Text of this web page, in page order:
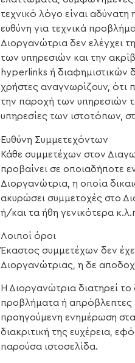
τεχνικό λόγο είναι
ευθύνη για τεχνικά
Διοργανώτρια δεν ελέγχει
των υπηρεσιών και την
hyperlinks ή διαφημιστικών
χρήστες αναγνωρίζουν, ότι
την παροχή των υπηρεσιών
υπηρεσίες των ιστοτόπων,
Ευθύνη Συμμετεχόντων
Κάθε συμμετέχων στον
προβαίνει σε οποιαδήποτε
Διοργανώτρια, η οποία
ακυρώσει συμμετοχές στο
ή/και τα ήθη γενικότερα
Λοιποί όροι
Έκαστος συμμετέχων δεν
Διοργανώτριας, η δε
Η Διοργανώτρια διατηρεί
προβλήματα ή απρόβλεπτες
προηγούμενη ενημέρωση
διακριτική της ευχέρεια,
παρούσα ιστοσελίδα.